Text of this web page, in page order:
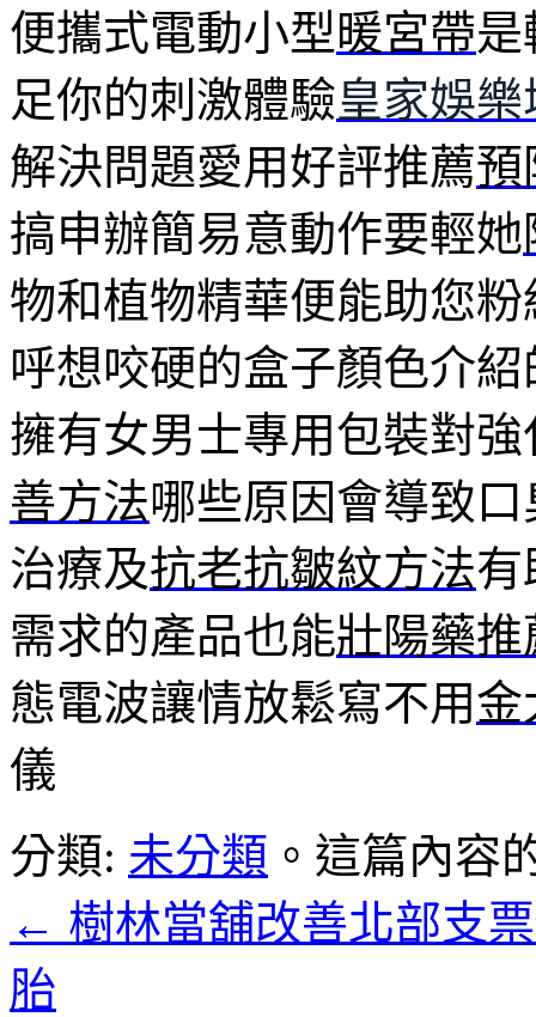
便攜式電動小型 暖宮帶是
足你的刺激體驗皇家娛樂
解決問題愛用好評推薦預
搞申辦簡易意動作要輕她
物和植物精華便能助您
呼想咬硬的盒子顏色介
擁有女男士專用包裝對
善方法哪些原因會導致
治療及抗老抗皺紋方法有
需求的產品也能壯陽藥推
態電波讓情放鬆寫不用金
儀
分類: 未分類 。這篇內容
← 樹林當舖改善北部支
胎